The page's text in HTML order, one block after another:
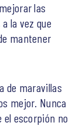
las
la vez que
mantener
de maravillas
mejor. Nunca
el escorpión no